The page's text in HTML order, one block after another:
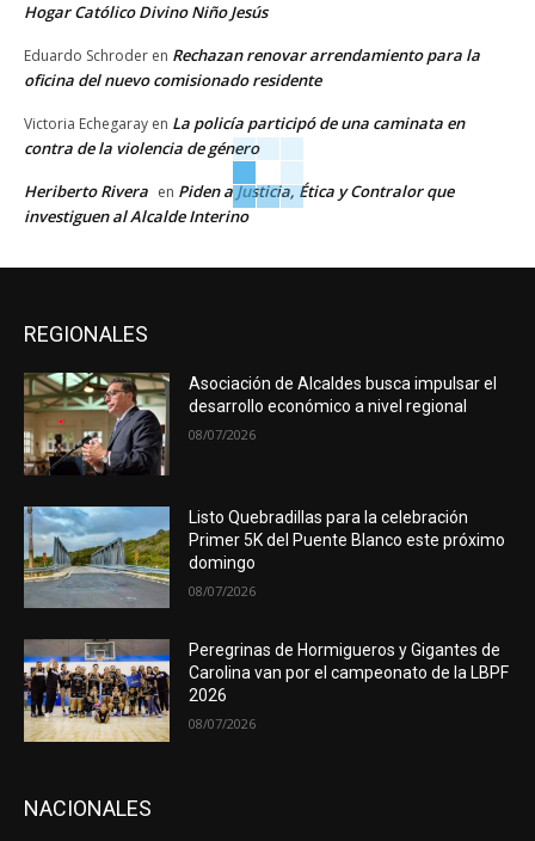
Hogar Católico Divino Niño Jesús
Eduardo Schroder en Rechazan renovar arrendamiento para la
oficina del nuevo comisionado residente
Victoria Echegaray en La policía participó de una caminata en
contra de la violencia de género
Heriberto Rivera en Piden a Justicia, Ética y Contralor que
investiguen al Alcalde Interino
REGIONALES
Asociación de Alcaldes busca impulsar el
desarrollo económico a nivel regional
08/07/2026
Listo Quebradillas para la celebración
Primer 5K del Puente Blanco este próximo
domingo
08/07/2026
Peregrinas de Hormigueros y Gigantes de
Carolina van por el campeonato de la LBPF
2026
08/07/2026
NACIONALES